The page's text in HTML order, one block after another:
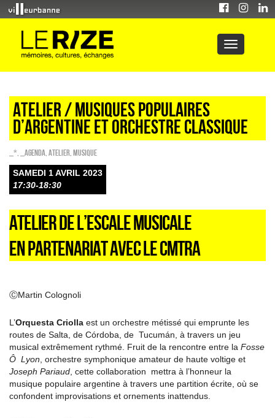
ATELIER / MUSIQUES POPULAIRES
D’ARGENTINE ET ORCHESTRE CLASSIQUE
_* _Agenda Atelier Musique
SAMEDI 1 AVRIL 2023
17:30-18:30
ATELIER DE L’ESCALE MUSICALE
EN PARTENARIAT AVEC LE CMTRA
ⒸMartin Colognoli
L’Orquesta Criolla est un orchestre métissé qui emprunte les
routes de Salta, de Córdoba, de Tucumán, à travers un jeu
musical extrêmement rythmé. Fruit de la rencontre entre la Fosse
Ô Lyon , orchestre symphonique amateur de haute voltige et
Joseph Pariaud , cette collaboration mettra à l’honneur la
musique populaire argentine à travers une partition écrite, où se
confondent improvisations et ornements inattendus.